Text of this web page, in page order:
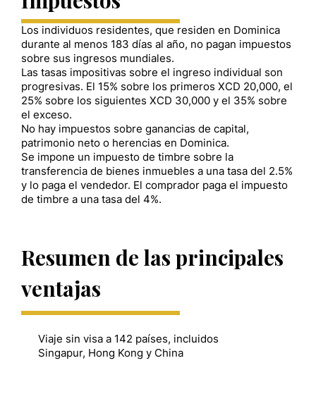
Los individuos residentes, que residen en Dominica
durante al menos 183 días al año, no pagan impuestos
sobre sus ingresos mundiales.
Las tasas impositivas sobre el ingreso individual son
progresivas. El 15% sobre los primeros XCD 20,000, el
25% sobre los siguientes XCD 30,000 y el 35% sobre
el exceso.
No hay impuestos sobre ganancias de capital,
patrimonio neto o herencias en Dominica.
Se impone un impuesto de timbre sobre la
transferencia de bienes inmuebles a una tasa del 2.5%
y lo paga el vendedor. El comprador paga el impuesto
de timbre a una tasa del 4%.
Resumen de las principales
ventajas
Viaje sin visa a 142 países, incluidos
Singapur, Hong Kong y China